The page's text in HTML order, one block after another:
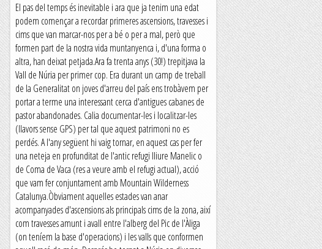
El pas del temps és inevitable i ara que ja tenim una edat
podem començar a recordar primeres ascensions, travesses i
cims que van marcar-nos per a bé o per a mal, però que
formen part de la nostra vida muntanyenca i, d'una forma o
altra, han deixat petjada.Ara fa trenta anys (30!) trepitjava la
Vall de Núria per primer cop. Era durant un camp de treball
de la Generalitat on joves d'arreu del país ens trobàvem per
portar a terme una interessant cerca d'antigues cabanes de
pastor abandonades. Calia documentar-les i localitzar-les
(llavors sense GPS) per tal que aquest patrimoni no es
perdés. A l'any següent hi vaig tornar, en aquest cas per fer
una neteja en profunditat de l'antic refugi lliure Manelic o
de Coma de Vaca (res a veure amb el refugi actual), acció
que vam fer conjuntament amb Mountain Wilderness
Catalunya.Òbviament aquelles estades van anar
acompanyades d'ascensions als principals cims de la zona, així
com travesses amunt i avall entre l'alberg del Pic de l'Àliga
(on teníem la base d'operacions) i les valls que conformen